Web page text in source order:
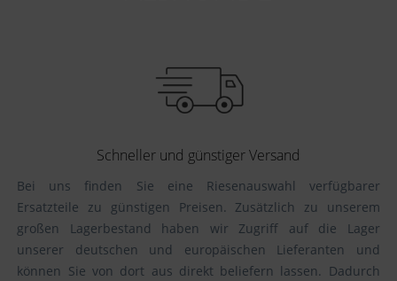
Schneller und günstiger Versand
Bei uns finden Sie eine Riesenauswahl verfügbarer
Ersatzteile zu günstigen Preisen. Zusätzlich zu unserem
großen Lagerbestand haben wir Zugriff auf die Lager
unserer deutschen und europäischen Lieferanten und
können Sie von dort aus direkt beliefern lassen. Dadurch